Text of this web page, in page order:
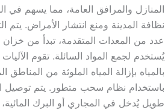
المنازل والمرافق العامة، مما يسهم في
نظافة المدينة ومنع انتشار الأمراض. يتم
عدد من المعدات المتقدمة، تبدأ من خزان
يُستخدم لجمع المواد السائلة. تقوم
بالمياه بإزالة المياه الملوثة من المناطق
باستخدام نظام سحب متطور. يتم توصيل
طويل يُدخل في المجاري أو البرك